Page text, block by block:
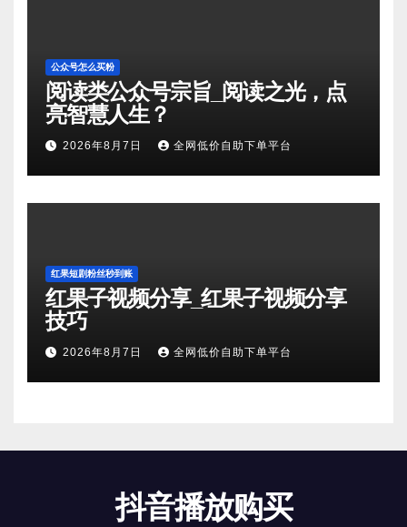
公众号怎么买粉
阅读类公众号宗旨_阅读之光，点
亮智慧人生？
2026年8月7日 全网低价自助下单平台
红果短剧粉丝秒到账
红果子视频分享_红果子视频分享
技巧
2026年8月7日 全网低价自助下单平台
抖音播放购买